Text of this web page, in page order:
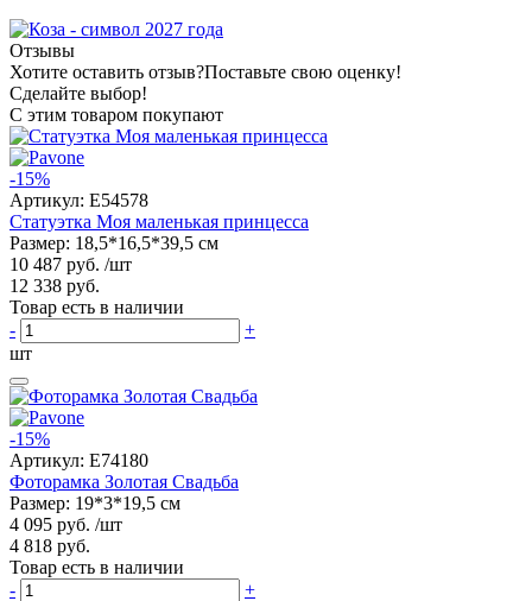
Отзывы
Хотите оставить отзыв?Поставьте свою оценку!
Сделайте выбор!
С этим товаром покупают
-15%
Артикул: E54578
Статуэтка Моя маленькая принцесса
Размер: 18,5*16,5*39,5 см
10 487 руб. /шт
12 338 руб.
Товар есть в наличии
-
+
шт
-15%
Артикул: E74180
Фоторамка Золотая Свадьба
Размер: 19*3*19,5 см
4 095 руб. /шт
4 818 руб.
Товар есть в наличии
-
+